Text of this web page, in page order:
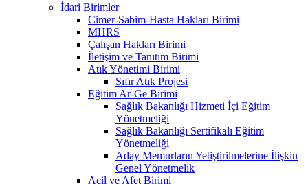
İdari Birimler
Cimer-Sabim-Hasta Hakları Birimi
MHRS
Çalışan Hakları Birimi
İletişim ve Tanıtım Birimi
Atık Yönetimi Birimi
Sıfır Atık Projesi
Eğitim Ar-Ge Birimi
Sağlık Bakanlığı Hizmeti İçi Eğitim
Yönetmeliği
Sağlık Bakanlığı Sertifikalı Eğitim
Yönetmeliği
Aday Memurların Yetiştirilmelerine İlişkin
Genel Yönetmelik
Acil ve Afet Birimi